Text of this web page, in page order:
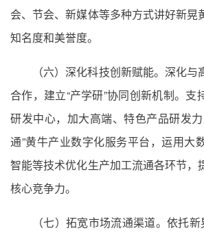
会、节会、新媒体等多种方式讲好新晃
知名度和美誉度。
（六）深化科技创新赋能。深化
合作，建立“产学研”协同创新机制。支
研发中心，加大高端、特色产品研发
通”黄牛产业数字化服务平台，运用大
智能等技术优化生产加工流通各环节，
核心竞争力。
（七）拓宽市场流通渠道。依托